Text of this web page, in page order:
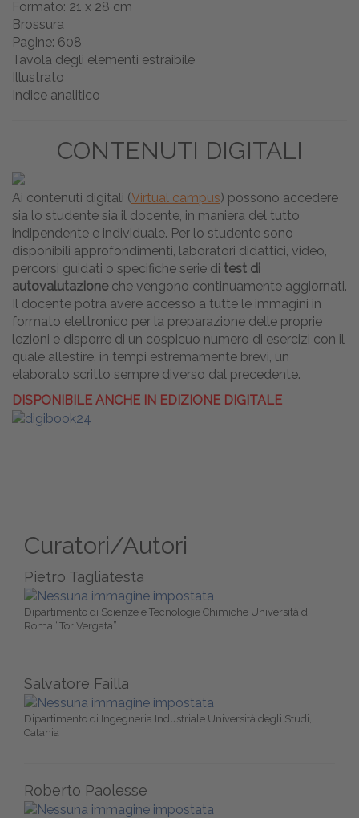
Formato: 21 x 28 cm
Brossura
Pagine: 608
Tavola degli elementi estraibile
Illustrato
Indice analitico
CONTENUTI DIGITALI
Ai contenuti digitali (Virtual campus) possono accedere
sia lo studente sia il docente, in maniera del tutto
indipendente e individuale. Per lo studente sono
disponibili approfondimenti, laboratori didattici, video,
percorsi guidati o specifiche serie di test di
autovalutazione che vengono continuamente aggiornati.
Il docente potrà avere accesso a tutte le immagini in
formato elettronico per la preparazione delle proprie
lezioni e disporre di un cospicuo numero di esercizi con il
quale allestire, in tempi estremamente brevi, un
elaborato scritto sempre diverso dal precedente.
DISPONIBILE ANCHE IN EDIZIONE DIGITALE
Curatori/Autori
Pietro Tagliatesta
Dipartimento di Scienze e Tecnologie Chimiche Università di
Roma “Tor Vergata”
Salvatore Failla
Dipartimento di Ingegneria Industriale Università degli Studi,
Catania
Roberto Paolesse